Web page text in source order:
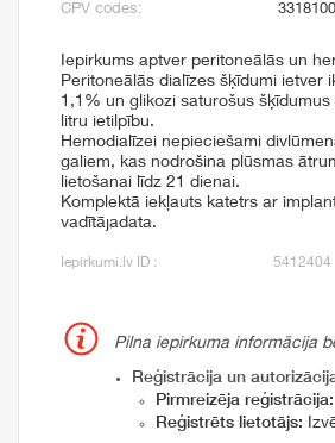
CPV codes:
Iepirkums aptver peritoneālās un
Peritoneālās dialīzes šķīdumi ietver
1,1% un glikozi saturošus
litru ietilpību.
Hemodialīzei nepieciešami
galiem, kas nodrošina plūsmas
lietošanai līdz 21 dienai.
Komplektā iekļauts katetrs ar
vadītājadata.
Iepirkumi.lv ID : 5412404
Pilna iepirkuma informācija
Reģistrācija un
Pirmreizēja reģistrācija:
Reģistrēts lietotājs: